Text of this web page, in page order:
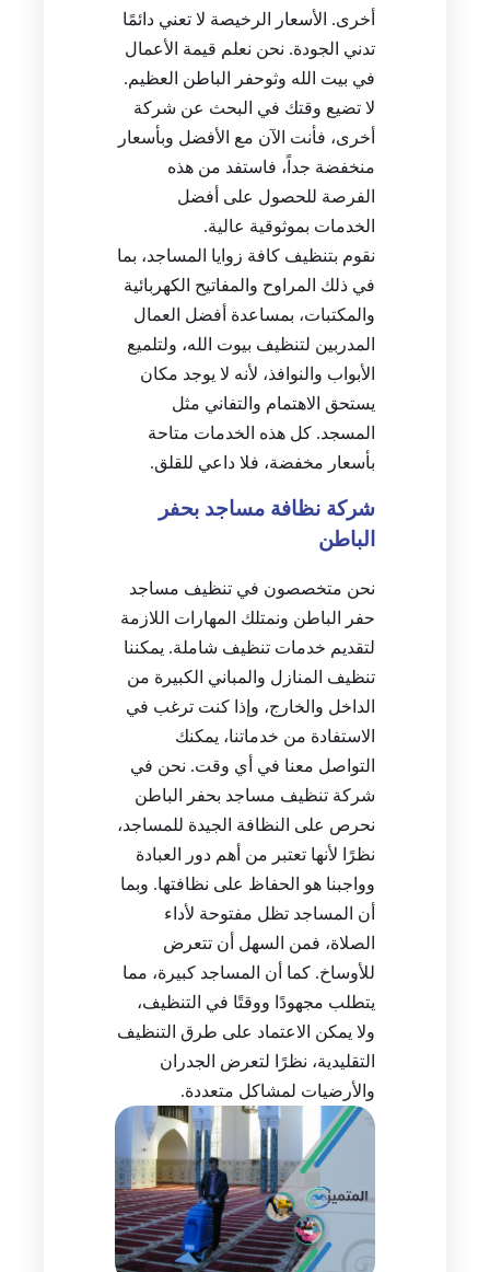
أخرى. الأسعار الرخيصة لا تعني دائمًا
تدني الجودة. نحن نعلم قيمة الأعمال
في بيت الله وثوحفر الباطن العظيم.
لا تضيع وقتك في البحث عن شركة
أخرى، فأنت الآن مع الأفضل وبأسعار
منخفضة جداً، فاستفد من هذه
الفرصة للحصول على أفضل
الخدمات بموثوقية عالية.
نقوم بتنظيف كافة زوايا المساجد، بما
في ذلك المراوح والمفاتيح الكهربائية
والمكتبات، بمساعدة أفضل العمال
المدربين لتنظيف بيوت الله، ولتلميع
الأبواب والنوافذ، لأنه لا يوجد مكان
يستحق الاهتمام والتفاني مثل
المسجد. كل هذه الخدمات متاحة
بأسعار مخفضة، فلا داعي للقلق.
شركة نظافة مساجد بحفر
الباطن
نحن متخصصون في تنظيف مساجد
حفر الباطن ونمتلك المهارات اللازمة
لتقديم خدمات تنظيف شاملة. يمكننا
تنظيف المنازل والمباني الكبيرة من
الداخل والخارج، وإذا كنت ترغب في
الاستفادة من خدماتنا، يمكنك
التواصل معنا في أي وقت. نحن في
شركة تنظيف مساجد بحفر الباطن
نحرص على النظافة الجيدة للمساجد،
نظرًا لأنها تعتبر من أهم دور العبادة
وواجبنا هو الحفاظ على نظافتها. وبما
أن المساجد تظل مفتوحة لأداء
الصلاة، فمن السهل أن تتعرض
للأوساخ. كما أن المساجد كبيرة، مما
يتطلب مجهودًا ووقتًا في التنظيف،
ولا يمكن الاعتماد على طرق التنظيف
التقليدية، نظرًا لتعرض الجدران
والأرضيات لمشاكل متعددة.